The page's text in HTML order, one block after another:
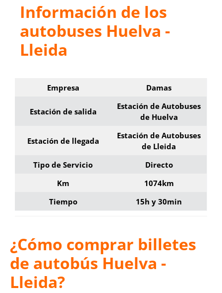
Información de los
autobuses Huelva -
Lleida
Empresa Damas
Estación de salida
Estación de Autobuses
de Huelva
Estación de llegada
Estación de Autobuses
de Lleida
Tipo de Servicio
Directo
Km
1074km
Tiempo
15h y 30min
¿Cómo comprar billetes
de autobús Huelva -
Lleida?